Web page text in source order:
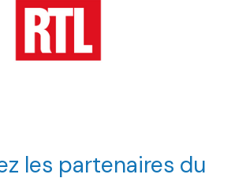
les partenaires du